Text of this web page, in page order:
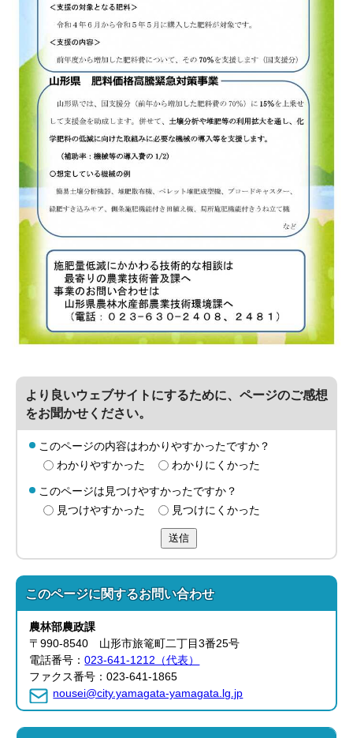
より良いウェブサイトにするために、ページのご感想
をお聞かせください。
このページの内容はわかりやすかったですか？
わかりやすかった
わかりにくかった
このページは見つけやすかったですか？
見つけやすかった
見つけにくかった
送信
このページに関するお問い合わせ
農林部農政課
〒990-8540 山形市旅篭町二丁目3番25号
電話番号：023-641-1212（代表）
ファクス番号：023-641-1865
nousei@city.yamagata-yamagata.lg.jp